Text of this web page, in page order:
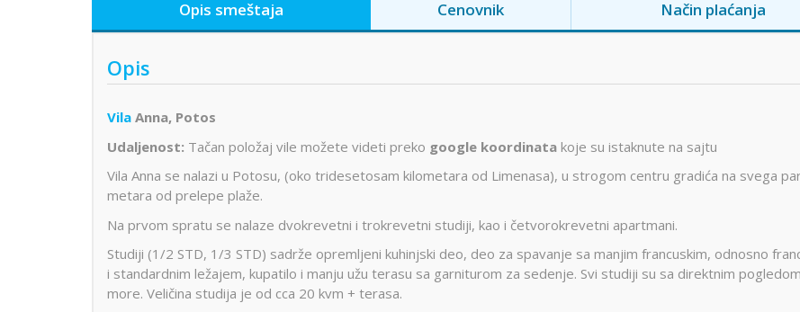
Opis smeštaja Cenovnik Način plaćanja
Opis
Vila Anna, Potos
Udaljenost: Tačan položaj vile možete videti preko google koordinata koje su istaknute na sajtu
Vila Anna se nalazi u Potosu, (oko tridesetosam kilometara od Limenasa), u strogom centru gradića na svega
metara od prelepe plaže.
Na prvom spratu se nalaze dvokrevetni i trokrevetni studiji, kao i četvorokrevetni apartmani.
Studiji (1/2 STD, 1/3 STD) sadrže opremljeni kuhinjski deo, deo za spavanje sa manjim francuskim, odnosno
i standardnim ležajem, kupatilo i manju užu terasu sa garniturom za sedenje. Svi studiji su sa direktnim
more. Veličina studija je od cca 20 kvm + terasa.